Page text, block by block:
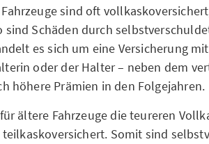
sind oft
sind Schäden durch
es sich um eine Versicherung
oder der Halter – neben dem
höhere Prämien in den Folgejahren.
ältere Fahrzeuge die teureren
Somit sind